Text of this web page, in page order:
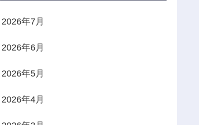
2026年7月
2026年6月
2026年5月
2026年4月